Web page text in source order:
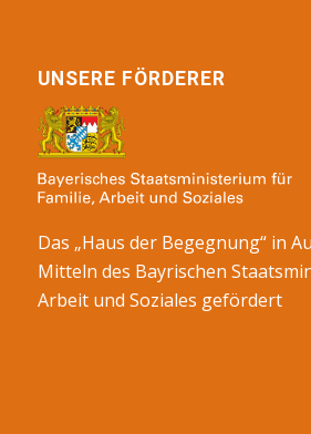
UNSERE FÖRDERER
Das „Haus der Begegnung“ in
Mitteln des Bayrischen
Arbeit und Soziales gefördert